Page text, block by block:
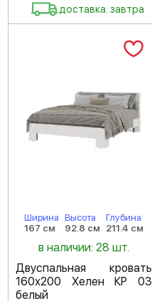
доставка: завтра
Ширина
167 см
Высота
92.8 см
Глубина
211.4 см
в наличии: 28 шт.
Двуспальная кровать
160х200 Хелен КР 03
белый